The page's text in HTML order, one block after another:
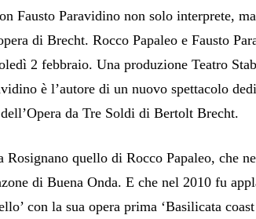
Fausto Paravidino non solo interprete,
di Brecht. Rocco Papaleo e Fausto
2 febbraio. Una produzione Teatro
è l’autore di un nuovo spettacolo
da Tre Soldi di Bertolt Brecht.
Rosignano quello di Rocco Papaleo, che
di Buena Onda. E che nel 2010 fu
con la sua opera prima ‘Basilicata